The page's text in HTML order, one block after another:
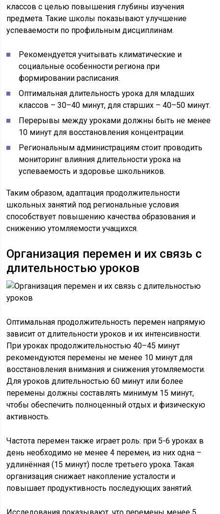
классов с целью повышения глубины изучения
предмета. Такие школы показывают улучшение
успеваемости по профильным дисциплинам.
Рекомендуется учитывать климатические и
социальные особенности региона при
формировании расписания.
Оптимальная длительность урока для младших
классов – 30–40 минут, для старших – 40–50 минут.
Перерывы между уроками должны быть не менее
10 минут для восстановления концентрации.
Региональным администрациям стоит проводить
мониторинг влияния длительности урока на
успеваемость и здоровье школьников.
Таким образом, адаптация продолжительности
школьных занятий под региональные условия
способствует повышению качества образования и
снижению утомляемости учащихся.
Организация перемен и их связь с
длительностью уроков
Оптимальная продолжительность перемен напрямую
зависит от длительности уроков и их интенсивности.
При уроках продолжительностью 40–45 минут
рекомендуются перемены не менее 10 минут для
восстановления внимания и снижения утомляемости.
Для уроков длительностью 60 минут или более
перемены должны составлять минимум 15 минут,
чтобы обеспечить полноценный отдых и физическую
активность.
Частота перемен также играет роль: при 5-6 уроках в
день необходимо не менее 4 перемен, из них одна –
удлинённая (15 минут) после третьего урока. Такая
организация снижает накопление усталости и
повышает продуктивность последующих занятий.